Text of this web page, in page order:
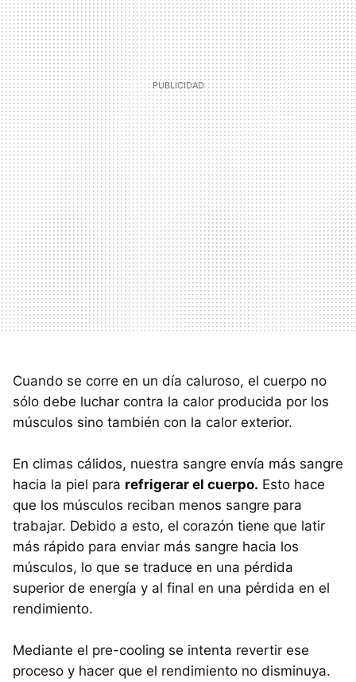
Cuando se corre en un día caluroso, el cuerpo no
sólo debe luchar contra la calor producida por los
músculos sino también con la calor exterior.
En climas cálidos, nuestra sangre envía más sangre
hacia la piel para refrigerar el cuerpo. Esto hace
que los músculos reciban menos sangre para
trabajar. Debido a esto, el corazón tiene que latir
más rápido para enviar más sangre hacia los
músculos, lo que se traduce en una pérdida
superior de energía y al final en una pérdida en el
rendimiento.
Mediante el pre-cooling se intenta revertir ese
proceso y hacer que el rendimiento no disminuya.